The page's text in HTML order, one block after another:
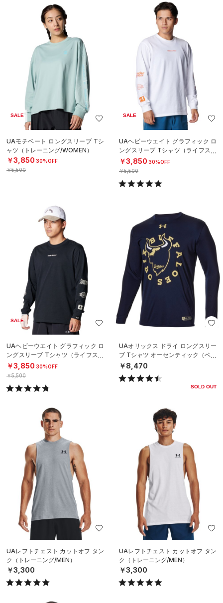
SALE
UAモチベート ロングスリーブ Tシ
ャツ（トレーニング/WOMEN）
￥3,850 30%OFF
￥5,500
SALE
UAヘビーウエイト グラフィック ロ
ングスリーブ Tシャツ（ライフスタ
イル/MEN）
￥3,850 30%OFF
￥5,500
SALE
UAヘビーウエイト グラフィック ロ
ングスリーブ Tシャツ（ライフスタ
イル/MEN）
￥3,850 30%OFF
￥5,500
UAオリックス ドライ ロングスリー
ブ Tシャツ オーセンティック（ベー
スボール/MEN）
￥8,470
SOLD OUT
UAレフトチェスト カットオフ タン
ク（トレーニング/MEN）
￥3,300
UAレフトチェスト カットオフ タン
ク（トレーニング/MEN）
￥3,300